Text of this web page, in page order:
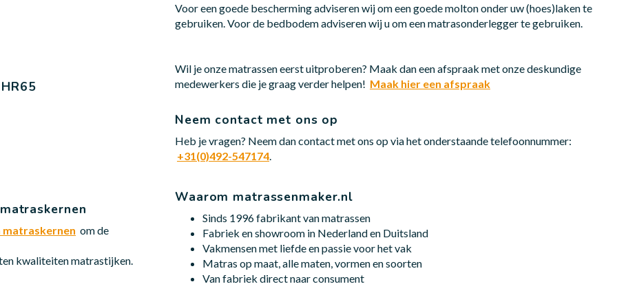
matraskernen om de
kwaliteiten matrastijken.
Voor een goede bescherming adviseren wij om een goede molton onder uw (hoes)laken te
gebruiken. Voor de bedbodem adviseren wij u om een matrasonderlegger te gebruiken.
Wil je onze matrassen eerst uitproberen? Maak dan een afspraak met onze deskundige
medewerkers die je graag verder helpen! Maak hier een afspraak
Neem contact met ons op
Heb je vragen? Neem dan contact met ons op via het onderstaande telefoonnummer:
+31(0)492-547174
Waarom matrassenmaker.nl
Sinds 1996 fabrikant van matrassen
Fabriek en showroom in Nederland en Duitsland
Vakmensen met liefde en passie voor het vak
Matras op maat, alle maten, vormen en soorten
Van fabriek direct naar consument